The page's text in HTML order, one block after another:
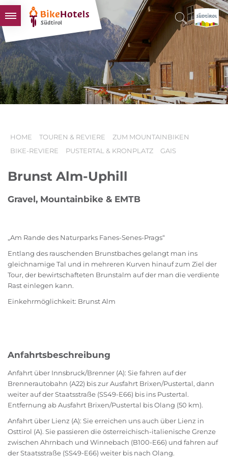
BIKEHOTELS
HOTELS & PAKETE
TOUREN & REVIERE
SÜDTIROL & WIR
HOME TOUREN & REVIERE
ZUM MOUNTAINBIKEN
BIKE-REVIERE
PUSTERTAL & KRONPLATZ GAIS
Brunst Alm-Uphill
Gravel, Mountainbike & EMTB
„Am Rande des Naturparks Fanes-Senes-Prags“
Entlang des rauschenden Brunstbaches gelangt man ins
gleichnamige Tal und in mehreren Kurven hinauf zum Ziel der
Tour, der bewirtschafteten Brunstalm auf der man die verdiente
Rast einlegen kann.
Einkehrmöglichkeit: Brunst Alm
Anfahrtsbeschreibung
Anfahrt über Innsbruck/Brenner (A): Sie fahren auf der
Brennerautobahn (A22) bis zur Ausfahrt Brixen/Pustertal, dann
weiter auf der Staatsstraße (SS49-E66) bis ins Pustertal.
Entfernung ab Ausfahrt Brixen/Pustertal bis Olang (50 km).
Anfahrt über Lienz (A): Sie erreichen uns auch über Lienz in
Osttirol (A). Sie passieren die österreichisch-italienische Grenze
zwischen Ahrnbach und Winnebach (B100-E66) und fahren auf
der Staatsstraße (SS49-E66) weiter bis nach Olang.